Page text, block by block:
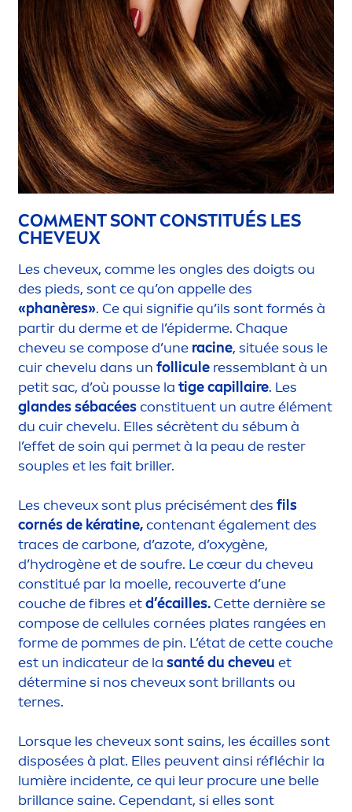
COMMENT SONT CONSTITUÉS LES
CHEVEUX
Les cheveux, comme les ongles des doigts ou
des pieds, sont ce qu’on appelle des
«phanères». Ce qui signifie qu’ils sont formés à
partir du derme et de l’épiderme. Chaque
cheveu se compose d’une racine, située sous le
cuir chevelu dans un follicule ressemblant à un
petit sac, d’où pousse la tige capillaire. Les
glandes sébacéesconstituent un autre élément
du cuir chevelu. Elles sécrètent du sébum à
l’effet de soin qui permet à la peau de rester
souples et les fait briller.
Les cheveux sont plus précisément des fils
cornés de kératine,contenant également des
traces de carbone, d’azote, d’oxygène,
d’hydrogène et de soufre. Le cœur du cheveu
constitué par la moelle, recouverte d’une
couche de fibres etd’écailles. Cette dernière se
compose de cellules cornées plates rangées en
forme de pommes de pin. L’état de cette couche
est un indicateur de la santé du cheveu et
détermine si nos cheveux sont brillants ou
ternes.
Lorsque les cheveux sont sains, les écailles sont
disposées à plat. Elles peuvent ainsi réfléchir la
lumière incidente, ce qui leur procure une belle
brillance saine. Cependant, si elles sont